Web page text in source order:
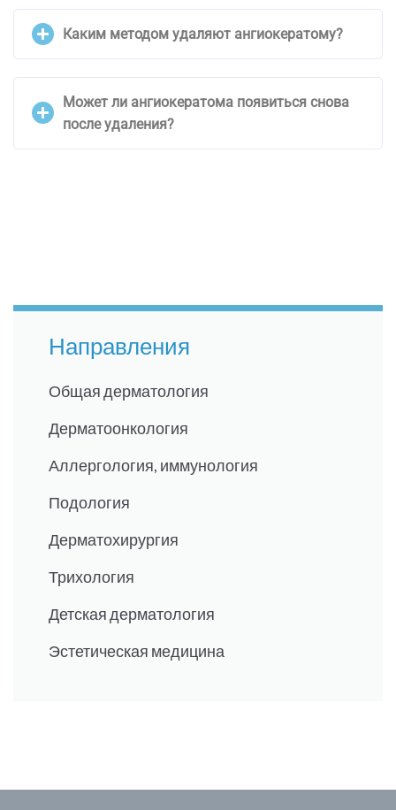
Каким методом удаляют ангиокератому?
Может ли ангиокератома появиться снова
после удаления?
Направления
Общая дерматология
Дерматоонкология
Аллергология, иммунология
Подология
Дерматохирургия
Трихология
Детская дерматология
Эстетическая медицина